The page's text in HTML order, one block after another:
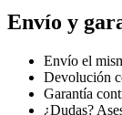
Envío y
Envío el
Devolución
Garantía
¿Dudas?